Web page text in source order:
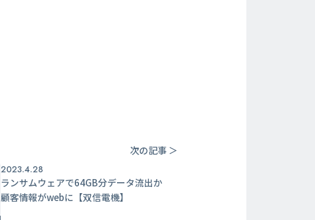
次の記事 ＞
2023.4.28
ランサムウェアで64GB分データ流出か
顧客情報がwebに【双信電機】